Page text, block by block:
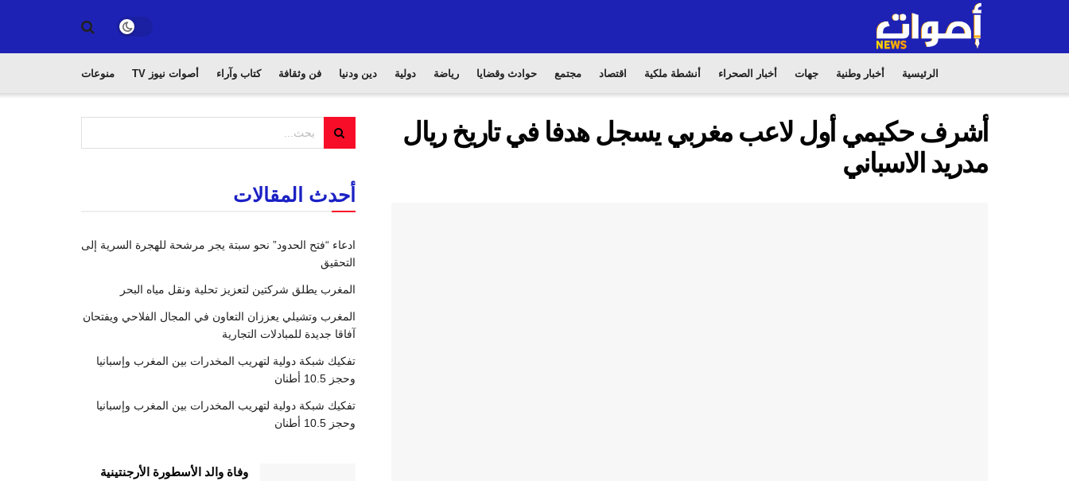
الرئيسية أخبار وطنية جهات أخبار الصحراء أنشطة ملكية اقتصاد مجتمع حوادث وقضايا رياضة دولية دين ودنيا فن وثقافة كتاب وآراء أصوات نيوز TV منوعات
أشرف حكيمي أول لاعب مغربي يسجل هدفا في تاريخ ريال
مدريد الاسباني
أحدث المقالات
ادعاء “فتح الحدود” نحو سبتة يجر مرشحة للهجرة السرية إلى
التحقيق
المغرب يطلق شركتين لتعزيز تحلية ونقل مياه البحر
المغرب وتشيلي يعززان التعاون في المجال الفلاحي ويفتحان
آفاقا جديدة للمبادلات التجارية
تفكيك شبكة دولية لتهريب المخدرات بين المغرب وإسبانيا
وحجز 10.5 أطنان
تفكيك شبكة دولية لتهريب المخدرات بين المغرب وإسبانيا
وحجز 10.5 أطنان
وفاة والد الأسطورة الأرجنتينية